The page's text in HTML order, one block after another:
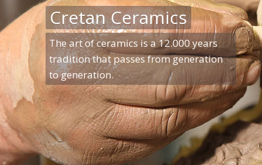
Cretan Ceramics
The art of ceramics is a 12.000 years
tradition that passes from generation
to generation.